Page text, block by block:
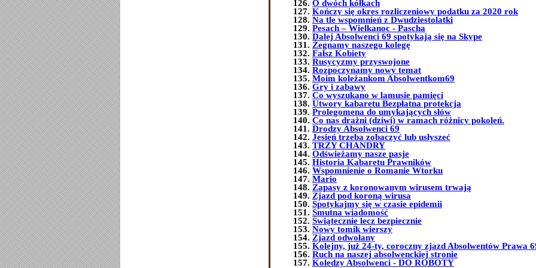
O dwóch kółkach
Kończy się okres rozliczeniowy podatku za 2020 rok
Na tle wspomnień z Dwudziestolatki
Pesach – Wielkanoc - Pascha
Dalej Absolwenci 69 spotykają się na Skype
Żegnamy naszego kolegę
Fałsz Kobiety
Rusycyzmy przyswojone
Rozpoczynamy nowy temat
Moim koleżankom Absolwentkom69
Gry i zabawy
Co wyszukano w lamusie pamięci
Utwory kabaretu Bezpłatna protekcja
Prolegomena do umykających słów
Co nas drażni (dziwi) w ramach różnicy pokoleń.
Drodzy Absolwenci 69
Jesień trzeba zobaczyć lub usłyszeć
TRZY CHANDRY
Odświeżamy nasze pasje
Historia Kabaretu Prawników
Wspomnienie o Romanie Wtorku
Mario
Zapasy z koronowanym wirusem trwają
Zjazd pod koroną wirusa
Spotykajmy się w czasie epidemii
Smutna wiadomość
Świątecznie lecz bezpiecznie
Nowy tomik wierszy
Zjazd odwołany
Kolejny, już 24-ty, coroczny zjazd Absolwentów Prawa
Ruch na naszej absolwenckiej stronie
Koledzy Absolwenci - DO ROBOTY